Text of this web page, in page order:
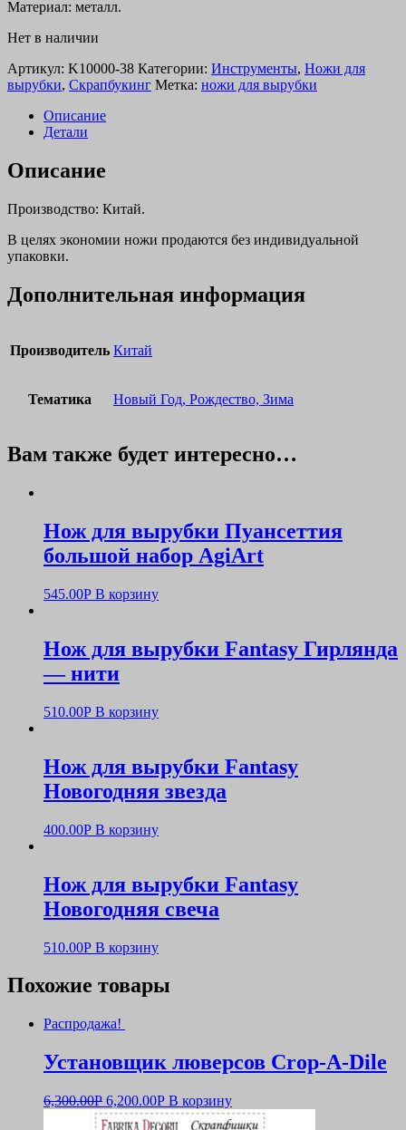
Материал: металл.
Нет в наличии
Артикул: K10000-38 Категории: Инструменты, Ножи для
вырубки, Скрапбукинг Метка: ножи для вырубки
Описание
Детали
Описание
Производство: Китай.
В целях экономии ножи продаются без индивидуальной
упаковки.
Дополнительная информация
Производитель Китай
Тематика Новый Год, Рождество, Зима
Вам также будет интересно…
Нож для вырубки Пуансеттия
большой набор AgiArt
545.00Р В корзину
Нож для вырубки Fantasy Гирлянда
— нити
510.00Р В корзину
Нож для вырубки Fantasy
Новогодняя звезда
400.00Р В корзину
Нож для вырубки Fantasy
Новогодняя свеча
510.00Р В корзину
Похожие товары
Распродажа!
Установщик люверсов Crop-A-Dile
6,300.00Р 6,200.00Р В корзину